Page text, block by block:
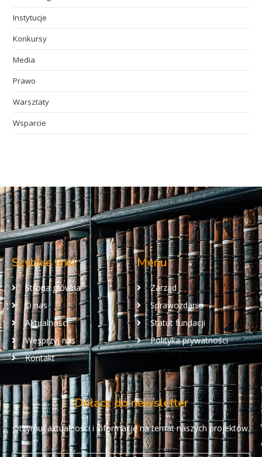
Instytucje
Konkursy
Media
Prawo
Warsztaty
Wsparcie
Szybkie linki
Strona główna
O nas
Aktualności
Wesprzyj nas
Kontakt
Menu
Zarząd
Sprawozdania
Statut fundacji
Polityka prywatności
Dołącz do newsletter
Otzymuj aktualności i informację na temat naszych projektów.